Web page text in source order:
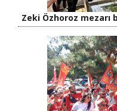
Zeki Özhoroz mezarı